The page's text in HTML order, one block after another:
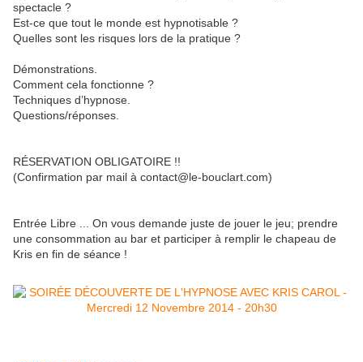
spectacle ?
Est-ce que tout le monde est hypnotisable ?
Quelles sont les risques lors de la pratique ?
Démonstrations.
Comment cela fonctionne ?
Techniques d’hypnose.
Questions/réponses.
RÉSERVATION OBLIGATOIRE !!
(Confirmation par mail à contact@le-bouclart.com)
Entrée Libre ... On vous demande juste de jouer le jeu; prendre
une consommation au bar et participer à remplir le chapeau de
Kris en fin de séance !